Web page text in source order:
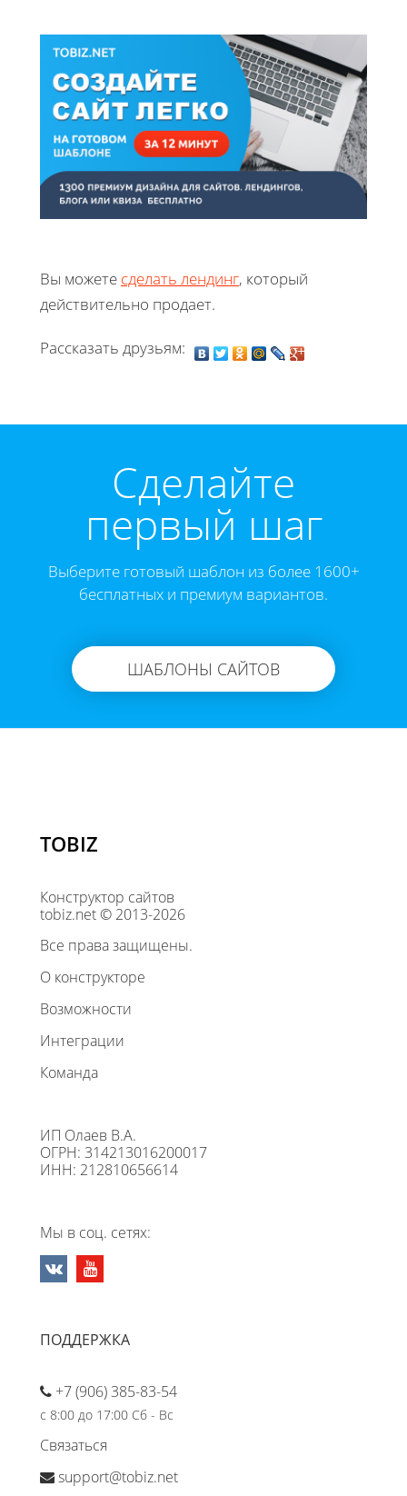
Вы можете сделать лендинг, который
действительно продает.
Рассказать друзьям:
Cделайте
первый шаг
Выберите готовый шаблон из более 1600+
бесплатных и премиум вариантов.
ШАБЛОНЫ САЙТОВ
TOBIZ
Конструктор сайтов
tobiz.net © 2013-2026
Все права защищены.
О конструкторе
Возможности
Интеграции
Команда
ИП Олаев В.А.
ОГРН: 314213016200017
ИНН: 212810656614
Мы в соц. сетях:
ПОДДЕРЖКА
+7 (906) 385-83-54
с 8:00 до 17:00 Сб - Вс
Связаться
support@tobiz.net